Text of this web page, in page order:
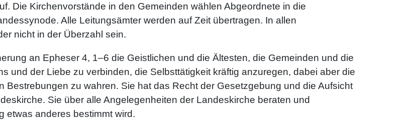
Die Kirchenvorstände in den Gemeinden wählen Abgeordnete in die
Alle Leitungsämter werden auf Zeit übertragen. In allen
nicht in der Überzahl sein.
an Epheser 4, 1–6 die Geistlichen und die Ältesten, die Gemeinden und die
und der Liebe zu verbinden, die Selbsttätigkeit kräftig anzuregen, dabei aber die
zu wahren. Sie hat das Recht der Gesetzgebung und die Aufsicht
Sie über alle Angelegenheiten der Landeskirche beraten und
etwas anderes bestimmt wird.